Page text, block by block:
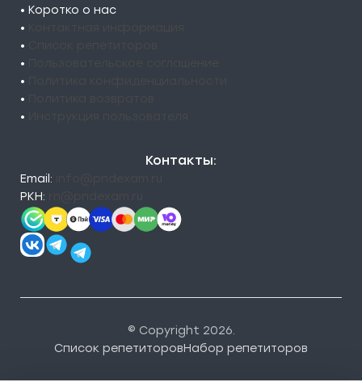
• Коротко о нас
•
•
•
•
•
•
Контакты:
Email:
РКН:
© Copyright 2026.
Список репетиторовНабор репетиторов